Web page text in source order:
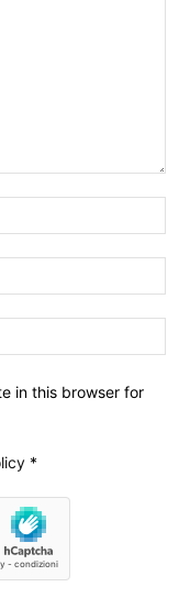
in this browser for
*